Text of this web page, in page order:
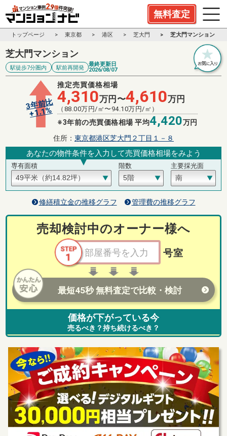
無料査定
トップページ 東京都 港区 芝大門 芝大門マンション
芝大門マンション
駅徒歩7分圏内 駅前再開発
最終更新日
2026/08/07
3年前比
+1.1%
推定売買価格相場
4,310万円〜4,610万円
（ 88.00万円/㎡〜 94.10万円/㎡）
※3年前の売買価格相場 平均4,420万円
住所： 東京都港区芝大門２丁目１－８
あなたの物件条件を入力して売買価格相場をみよう
専有面積 階数 主要採光面
修繕積立金の推移グラフ 管理費の推移グラフ
売却検討中のオーナー様へ
号室
最短45秒 無料査定で比較・検討
価格が下がっている今
売るべき？持ち続けるべき？